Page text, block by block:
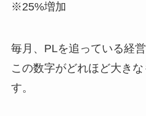
※25%増加
毎月、PLを追っている経営
この数字がどれほど大き
す。